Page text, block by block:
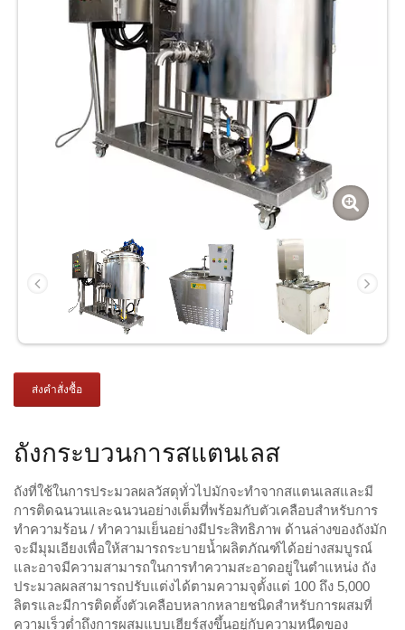
ส่งคำสั่งซื้อ
ถังกระบวนการสแตนเลส
ถังที่ใช้ในการประมวลผลวัสดุทั่วไปมักจะทำจากสแตนเลสและมี
การติดฉนวนและฉนวนอย่างเต็มที่พร้อมกับตัวเคลือบสำหรับการ
ทำความร้อน / ทำความเย็นอย่างมีประสิทธิภาพ ด้านล่างของถังมัก
จะมีมุมเอียงเพื่อให้สามารถระบายน้ำผลิตภัณฑ์ได้อย่างสมบูรณ์
และอาจมีความสามารถในการทำความสะอาดอยู่ในตำแหน่ง ถัง
ประมวลผลสามารถปรับแต่งได้ตามความจุตั้งแต่ 100 ถึง 5,000
ลิตรและมีการติดตั้งตัวเคลือบหลากหลายชนิดสำหรับการผสมที่
ความเร็วต่ำถึงการผสมแบบเฮียร์สูงขึ้นอยู่กับความหนืดของ